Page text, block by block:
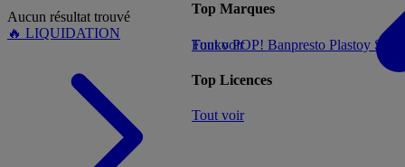
Aucun résultat trouvé
🔥 LIQUIDATION
Top Marques
Tout voir
Funko POP! Banpresto Plastoy Stor
Top Licences
Tout voir